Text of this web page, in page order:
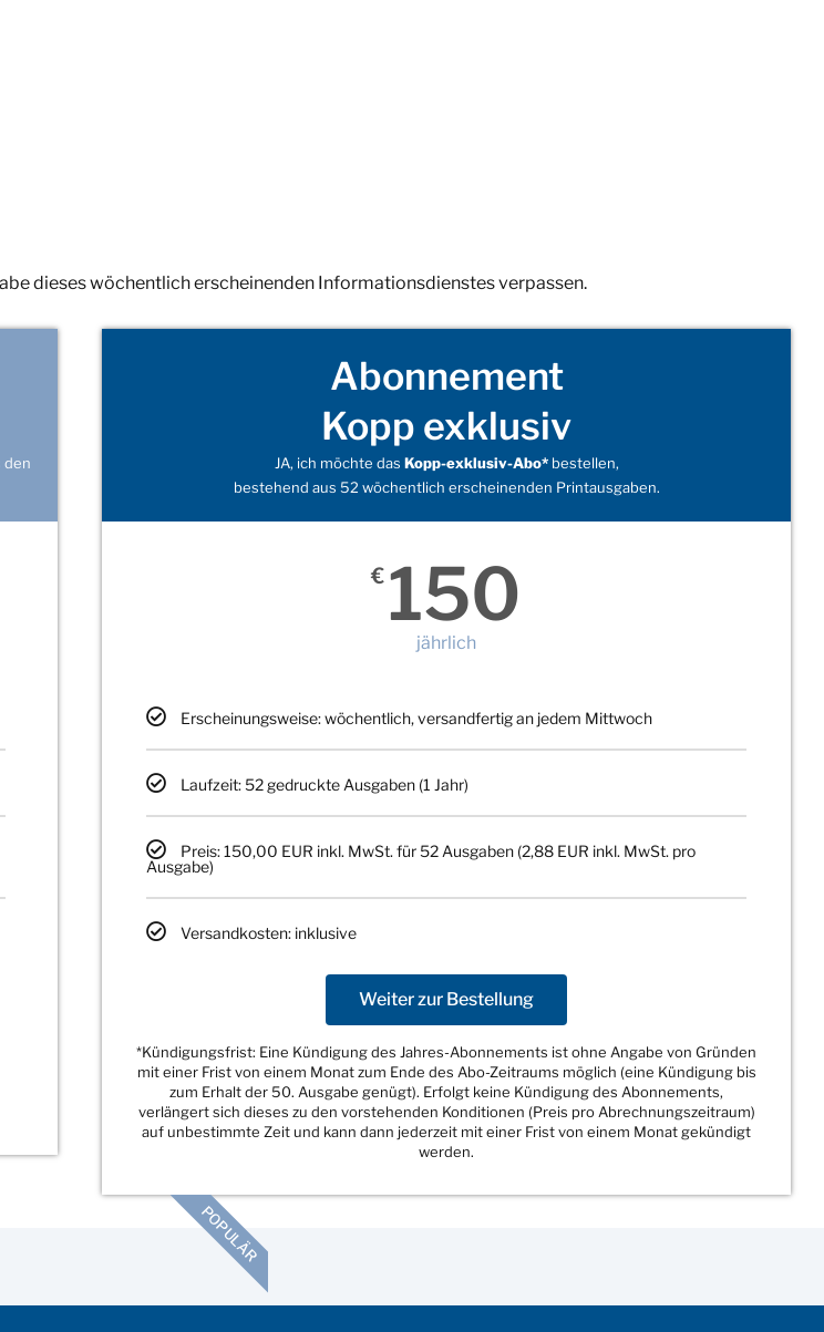
dieses wöchentlich erscheinenden Informationsdienstes verpassen.
den
Abonnement
Kopp exklusiv
JA, ich möchte das Kopp-exklusiv-Abo*bestellen,
bestehend aus 52 wöchentlich erscheinenden Printausgaben.
€ 150
jährlich
Erscheinungsweise: wöchentlich, versandfertig an jedem Mittwoch
Laufzeit: 52 gedruckte Ausgaben (1 Jahr)
Preis: 150,00 EUR inkl. MwSt. für 52 Ausgaben (2,88 EUR inkl. MwSt. pro
Ausgabe)
Versandkosten: inklusive
Weiter zur Bestellung
*Kündigungsfrist: Eine Kündigung des Jahres-Abonnements ist ohne Angabe von Gründen
mit einer Frist von einem Monat zum Ende des Abo-Zeitraums möglich (eine Kündigung bis
zum Erhalt der 50. Ausgabe genügt). Erfolgt keine Kündigung des Abonnements,
verlängert sich dieses zu den vorstehenden Konditionen (Preis pro Abrechnungszeitraum)
auf unbestimmte Zeit und kann dann jederzeit mit einer Frist von einem Monat gekündigt
werden.
POPULÄR